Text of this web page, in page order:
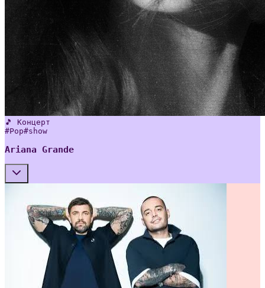
🎵 Концерт
#Pop#show
Ariana Grande